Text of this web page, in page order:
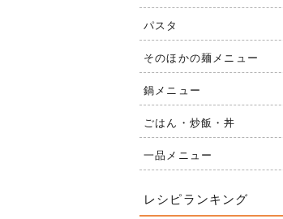
パスタ
そのほかの麺メニュー
鍋メニュー
ごはん・炒飯・丼
一品メニュー
レシピランキング